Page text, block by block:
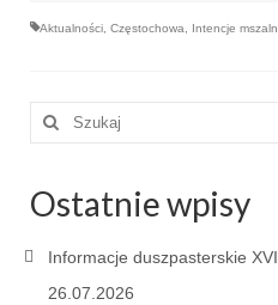
Narodowy Dzień
Wyklętych” 2019
Aktualności, Częstochowa, Intencje
Szuklaj
Ostatnie wpisy
Informacje duszpasterskie
26.07.2026